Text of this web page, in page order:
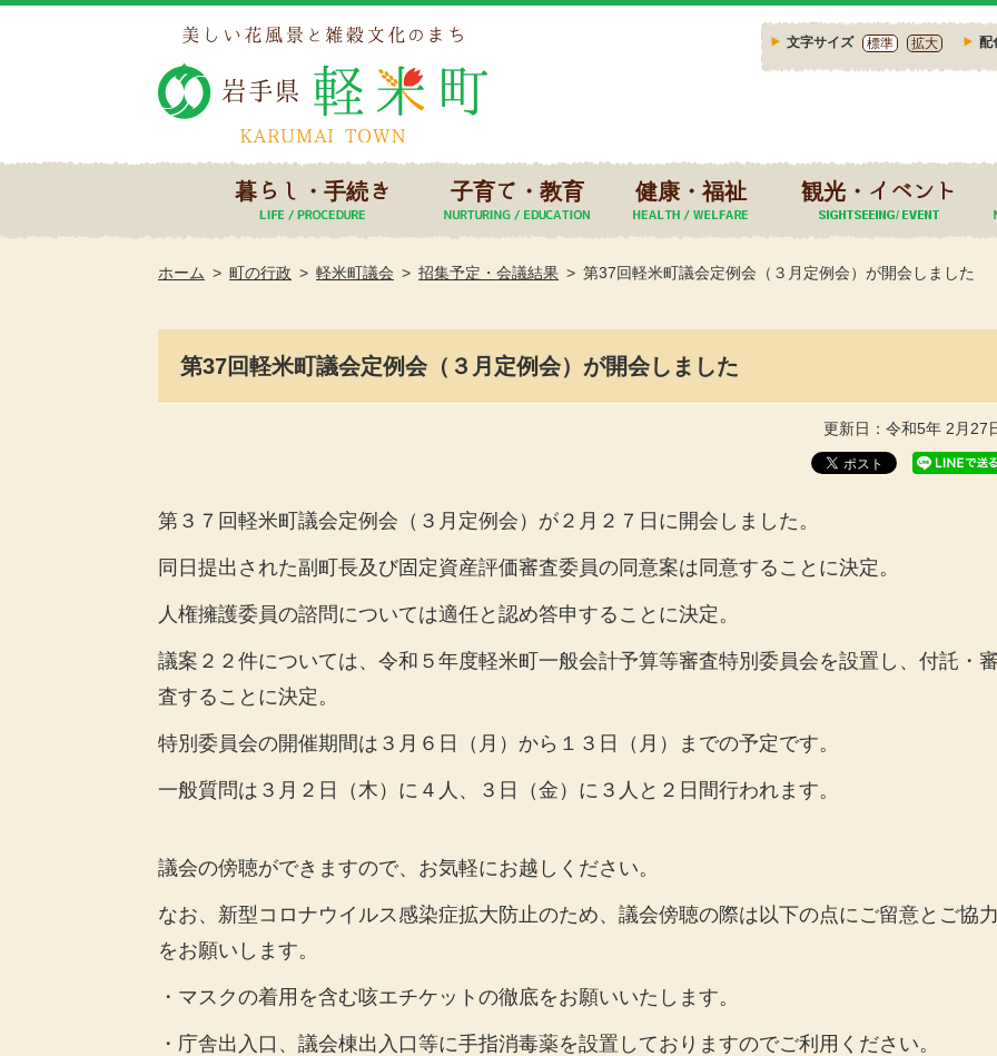
文字サイズ 標準 拡大 配
暮らし・手続き 子育て・教育 健康・福祉 観光・イベント
ホーム 町の行政 軽米町議会 招集予定・会議結果 第37回軽米町議会定例会（３月定例会）が開会しました
第37回軽米町議会定例会（３月定例会）が開会しました
更新日：令和5年 2月27
第３７回軽米町議会定例会（３月定例会）が２月２７日に開会しました。
同日提出された副町長及び固定資産評価審査委員の同意案は同意することに決定。
人権擁護委員の諮問については適任と認め答申することに決定。
議案２２件については、令和５年度軽米町一般会計予算等審査特別委員会を設置し、付託・
査することに決定。
特別委員会の開催期間は３月６日（月）から１３日（月）までの予定です。
一般質問は３月２日（木）に４人、３日（金）に３人と２日間行われます。
議会の傍聴ができますので、お気軽にお越しください。
なお、新型コロナウイルス感染症拡大防止のため、議会傍聴の際は以下の点にご留意とご協
をお願いします。
・マスクの着用を含む咳エチケットの徹底をお願いいたします。
・庁舎出入口、議会棟出入口等に手指消毒薬を設置しておりますのでご利用ください。